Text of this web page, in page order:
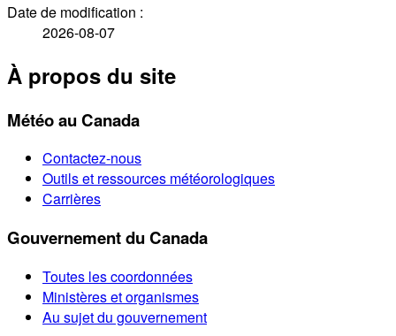
Date de modification :
2026-08-07
À propos du site
Météo au Canada
Contactez-nous
Outils et ressources météorologiques
Carrières
Gouvernement du Canada
Toutes les coordonnées
Ministères et organismes
Au sujet du gouvernement